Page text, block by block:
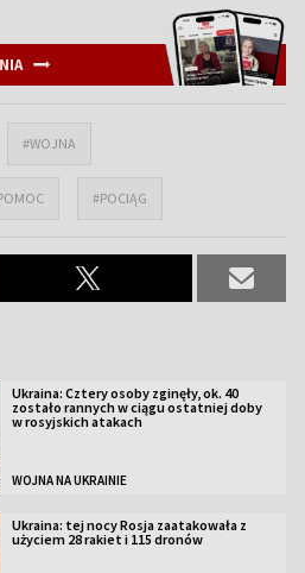
#WOJNA
#POCIĄG
Ukraina: Cztery osoby zginęły, ok. 40
zostało rannych w ciągu ostatniej doby
w rosyjskich atakach
WOJNA NA UKRAINIE
Ukraina: tej nocy Rosja zaatakowała z
użyciem 28 rakiet i 115 dronów